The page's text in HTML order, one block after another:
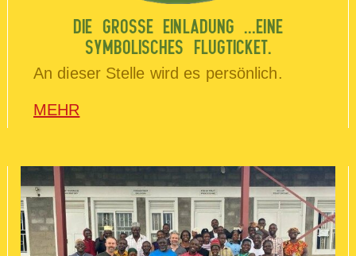
DIE GROSSE EINLADUNG …EINE S
YMBOLISCHES FLUGTICKET.
An dieser Stelle wird es persönlich.
MEHR